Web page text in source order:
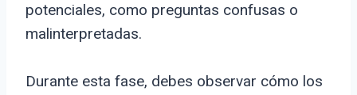
potenciales, como preguntas confusas o
malinterpretadas.
Durante esta fase, debes observar cómo los